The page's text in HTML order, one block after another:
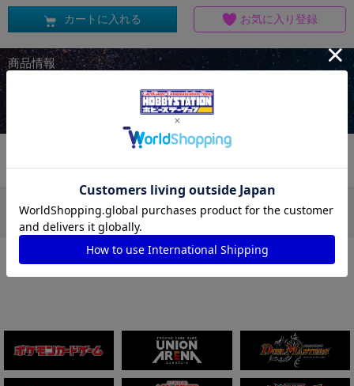
カートに入れる お気に入り登録
商品情報
ラ・レリーフ欠けなどの加工上発生しうる状態）がある場合がございま
この商品を買った人は、他にこんな商品を買っ
ています